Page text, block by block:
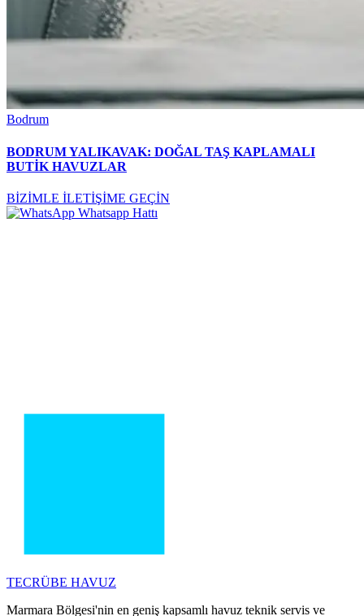
Bodrum
BODRUM YALIKAVAK: DOĞAL TAŞ KAPLAMALI
BUTİK HAVUZLAR
BİZİMLE İLETİŞİME GEÇİN
Whatsapp Hattı
TECRÜBE HAVUZ
Marmara Bölgesi'nin en geniş kapsamlı havuz teknik servis ve